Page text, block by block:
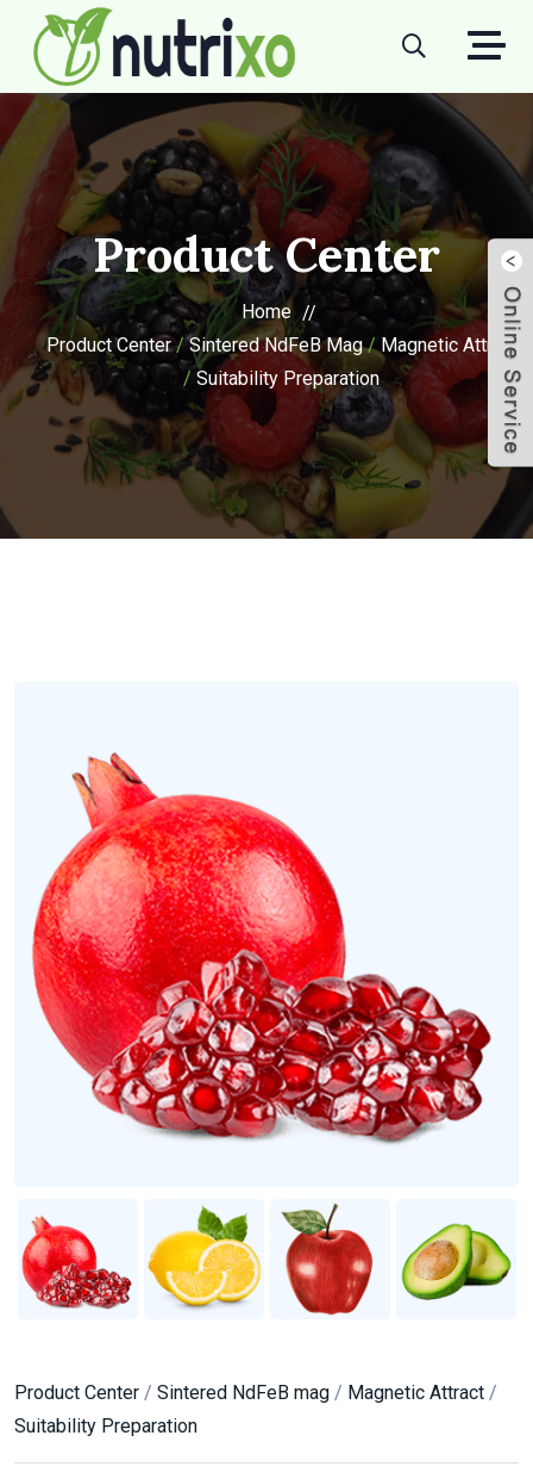
Product Center
Home
Product Center/Sintered NdFeB Mag/Magnetic Attract
/ Suitability Preparation
Product Center / Sintered NdFeB mag / Magnetic Attract /
Suitability Preparation